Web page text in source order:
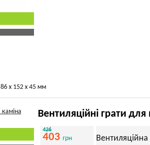
х 152 х 45 мм
Вентиляційні грати для
426
403 грн Вентиляційна